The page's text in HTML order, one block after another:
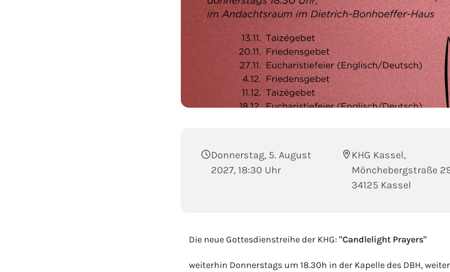
Donnerstag, 5. August
2027, 18:30 Uhr
KHG Kassel,
Mönchebergstraße
34125 Kassel
Die neue Gottesdienstreihe der KHG: "Candlelight Prayers"
weiterhin Donnerstags um 18.30h in der Kapelle des DBH,